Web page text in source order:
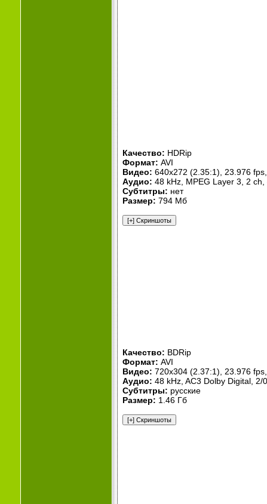
Качество: HDRip
Формат: AVI
Видео: 640x272 (2.35:1), 23.976
Аудио: 48 kHz, MPEG Layer 3, 2
Субтитры: нет
Размер: 794 Мб
Качество: BDRip
Формат: AVI
Видео: 720x304 (2.37:1), 23.976
Аудио: 48 kHz, AC3 Dolby Digital, 2/
Субтитры: русские
Размер: 1.46 Гб